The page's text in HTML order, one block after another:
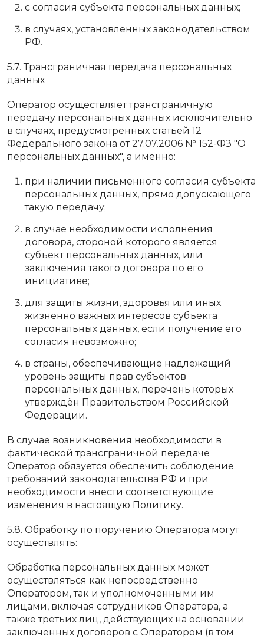
с согласия субъекта персональных данных;
в случаях, установленных законодательством
РФ.
5.7. Трансграничная передача персональных
данных
Оператор осуществляет трансграничную
передачу персональных данных исключительно
в случаях, предусмотренных статьей 12
Федерального закона от 27.07.2006 № 152-ФЗ "О
персональных данных", а именно:
при наличии письменного согласия субъекта
персональных данных, прямо допускающего
такую передачу;
в случае необходимости исполнения
договора, стороной которого является
субъект персональных данных, или
заключения такого договора по его
инициативе;
для защиты жизни, здоровья или иных
жизненно важных интересов субъекта
персональных данных, если получение его
согласия невозможно;
в страны, обеспечивающие надлежащий
уровень защиты прав субъектов
персональных данных, перечень которых
утверждён Правительством Российской
Федерации.
В случае возникновения необходимости в
фактической трансграничной передаче
Оператор обязуется обеспечить соблюдение
требований законодательства РФ и при
необходимости внести соответствующие
изменения в настоящую Политику.
5.8. Обработку по поручению Оператора могут
осуществлять:
Обработка персональных данных может
осуществляться как непосредственно
Оператором, так и уполномоченными им
лицами, включая сотрудников Оператора, а
также третьих лиц, действующих на основании
заключенных договоров с Оператором (в том